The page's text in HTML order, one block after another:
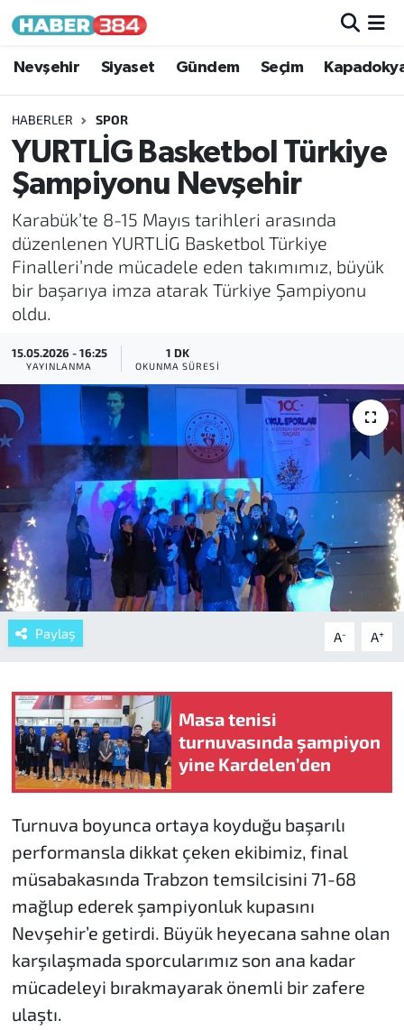
Nevşehir Siyaset Gündem Seçim
HABERLER SPOR
YURTLİG Basketbol Türkiye
Şampiyonu Nevşehir
Karabük’te 8-15 Mayıs tarihleri arasında
düzenlenen YURTLİG Basketbol Türkiye
Finalleri’nde mücadele eden takımımız, büyük
bir başarıya imza atarak Türkiye Şampiyonu
oldu.
15.05.2026 - 16:25
YAYINLANMA
1 DK
OKUNMA SÜRESI
Paylaş A- A+
Masa tenisi
turnuvasında şampiyon
yine Kardelen’den
Turnuva boyunca ortaya koyduğu başarılı
performansla dikkat çeken ekibimiz, final
müsabakasında Trabzon temsilcisini 71-68
mağlup ederek şampiyonluk kupasını
Nevşehir’e getirdi. Büyük heyecana sahne olan
karşılaşmada sporcularımız son ana kadar
mücadeleyi bırakmayarak önemli bir zafere
ulaştı.
Nöbetçi Eczaneler
Hava Durumu
Trafik Durumu
Tüm Manşetler
Son Dakika Haberleri
Haber Arşivi